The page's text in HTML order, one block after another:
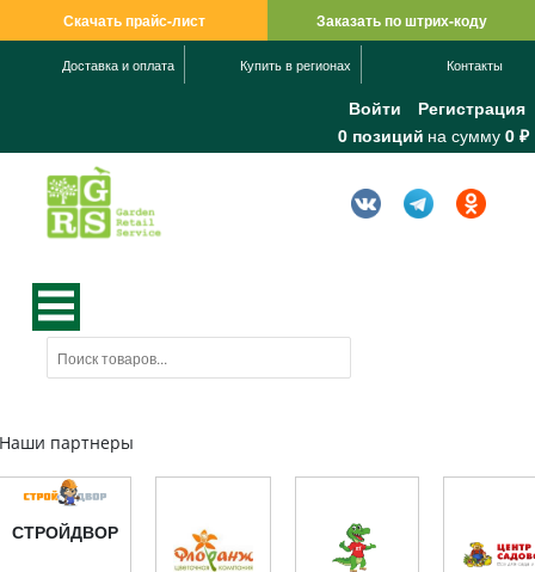
Скачать прайс-лист Заказать по штрих-коду
Доставка и оплата Купить в регионах Контакты
Войти
Регистрация
0 позиций на сумму 0 ₽
Наши партнеры
СТРОЙДВОР